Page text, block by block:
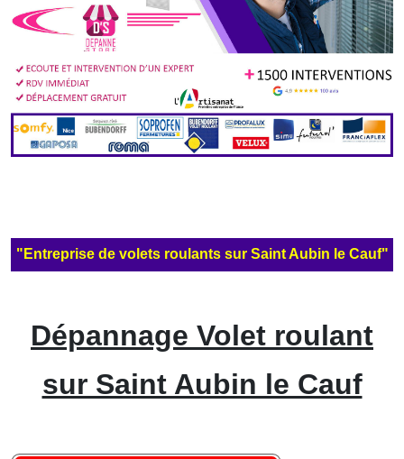
"Entreprise de volets roulants sur Saint Aubin le Cauf"
Dépannage Volet roulant
sur Saint Aubin le Cauf